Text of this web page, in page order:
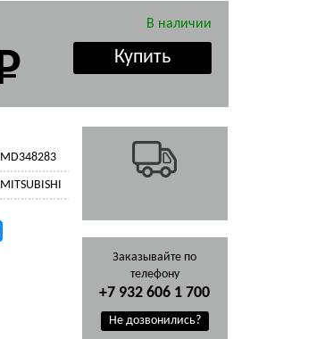
В наличии
MD348283
MITSUBISHI
Заказывайте по
телефону
+7 932 606 1 700
Не дозвонились?